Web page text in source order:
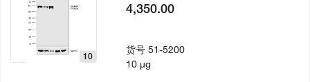
10
4,350.00
货号51-5200
10 µg